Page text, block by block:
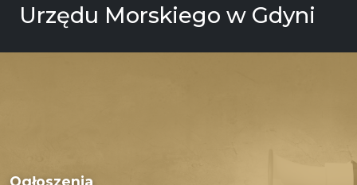
Urzędu Morskiego w Gdyni
Ogłoszenia